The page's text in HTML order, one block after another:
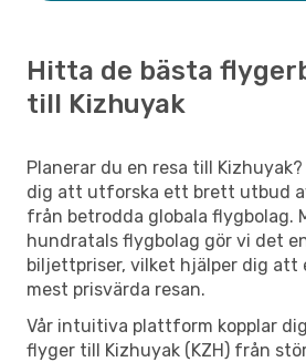
Hitta de bästa
till Kizhuyak
Planerar du en resa till
dig att utforska ett brett utbud
från betrodda globala flygbolag.
hundratals flygbolag gör vi det
biljettpriser, vilket hjälper dig att
mest prisvärda resan.
Vår intuitiva plattform kopplar
flyger till Kizhuyak (KZH) från